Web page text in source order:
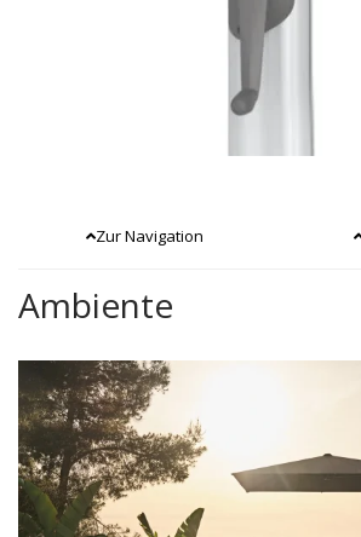
Zur Navigation
Ambiente